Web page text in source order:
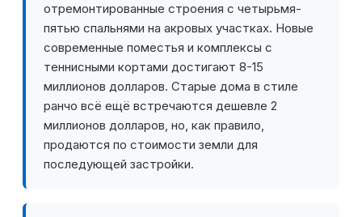
отремонтированные строения с четырьмя-
пятью спальнями на акровых участках. Новые
современные поместья и комплексы с
теннисными кортами достигают 8-15
миллионов долларов. Старые дома в стиле
ранчо всё ещё встречаются дешевле 2
миллионов долларов, но, как правило,
продаются по стоимости земли для
последующей застройки.